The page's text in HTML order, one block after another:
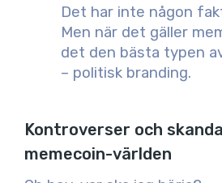
Det har inte någon
Men när det gäller
det den bästa typen
– politisk branding.
Kontroverser och
memecoin-världen